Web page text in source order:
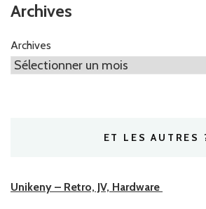
Archives
Archives
ET LES AUTRES
Unikeny – Retro, JV, Hardware